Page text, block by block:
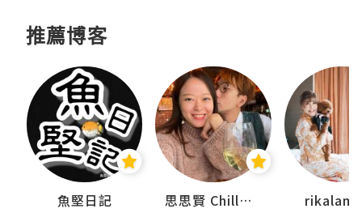
推薦博客
魚堅日記 思思賢 ChillMyBabe